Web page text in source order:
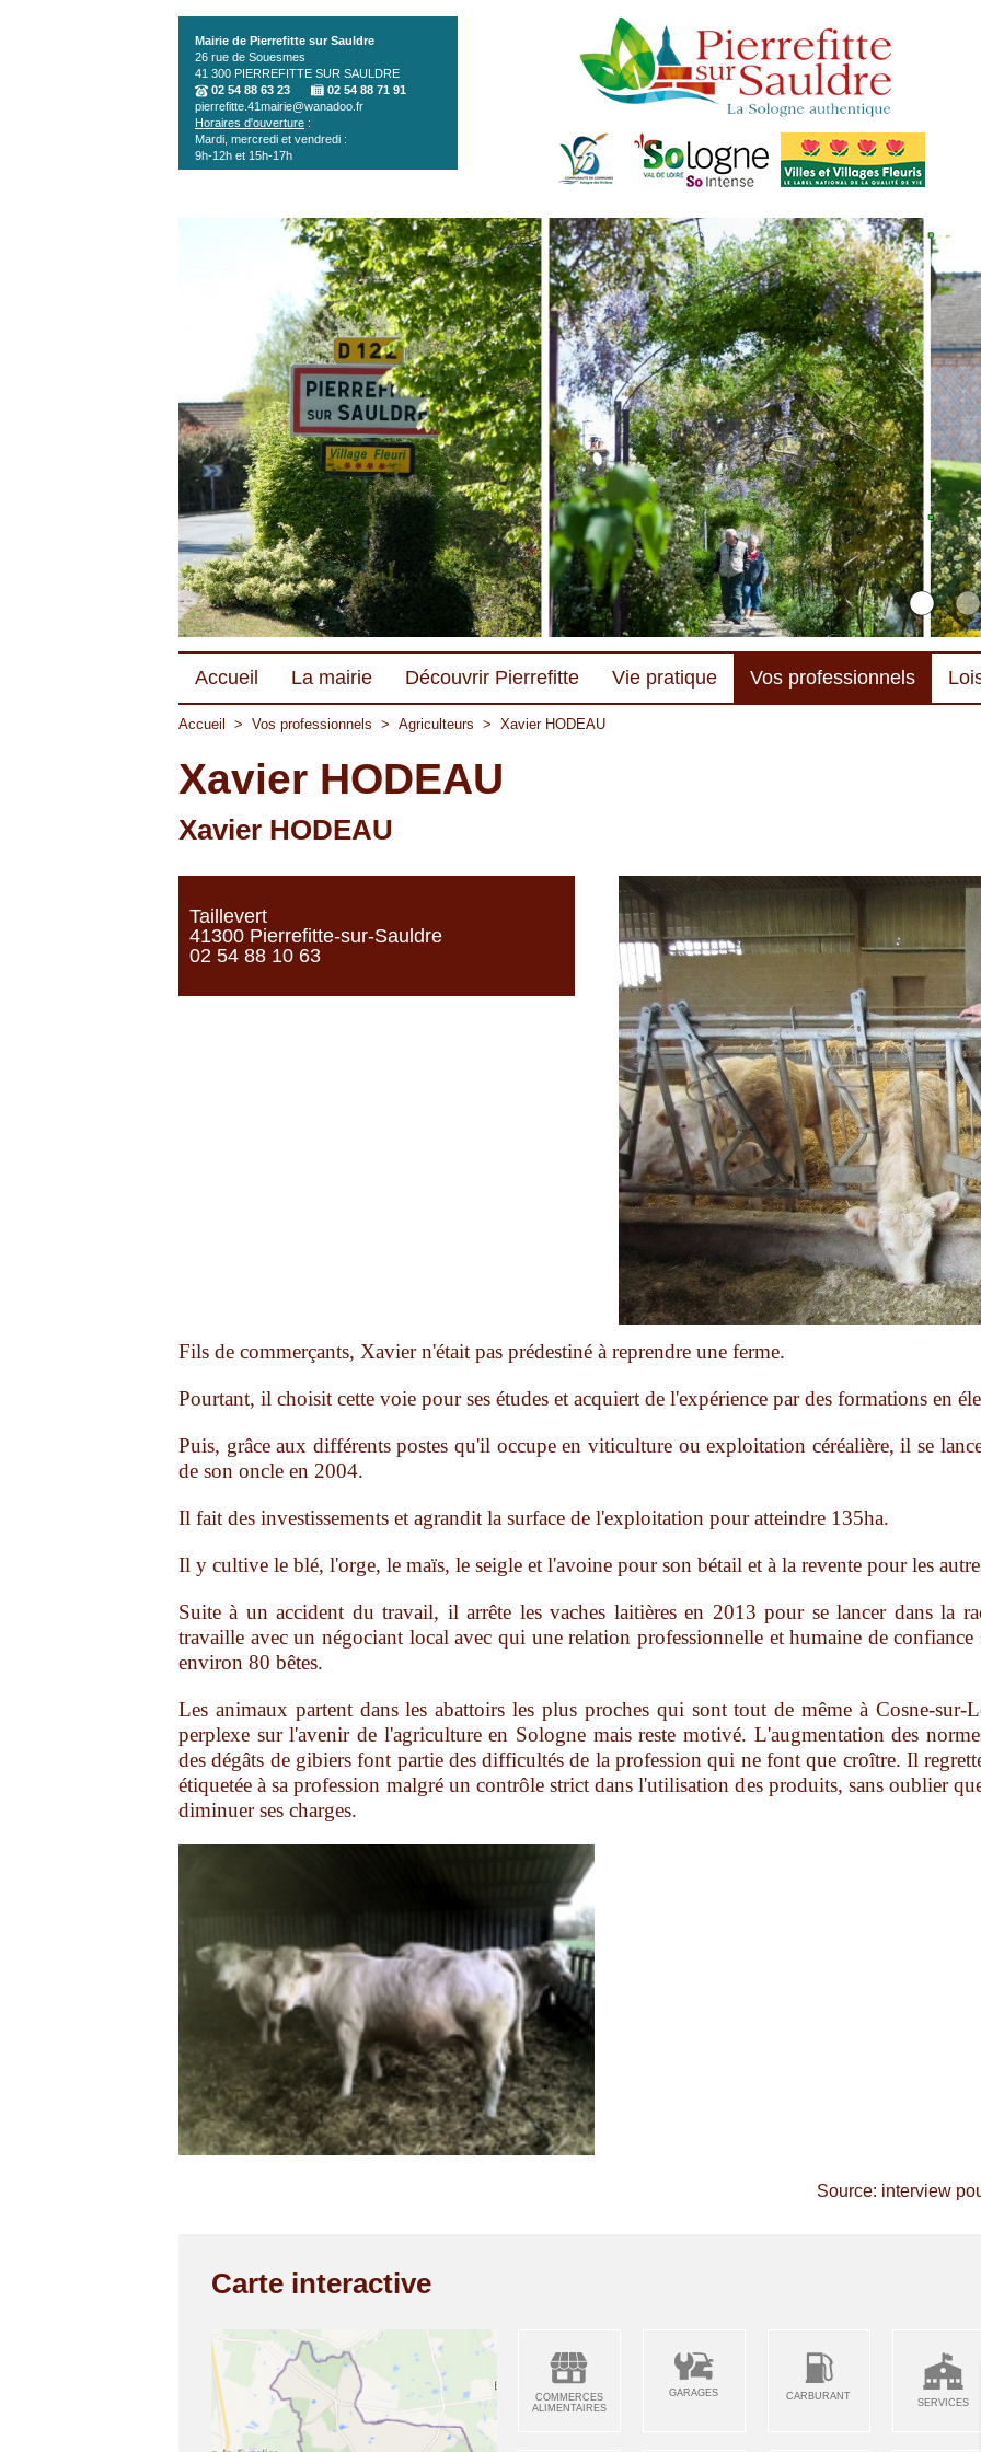
Mairie de Pierrefitte sur Sauldre
26 rue de Souesmes
41 300 PIERREFITTE SUR SAULDRE
02 54 88 63 23
02 54 88 71 91
pierrefitte.41mairie@wanadoo.fr
Horaires d'ouverture :
Mardi, mercredi et vendredi :
9h-12h et 15h-17h
Accueil La mairie Découvrir Pierrefitte Vie pratique Vos professionnels
Accueil > Vos professionnels > Agriculteurs > Xavier HODEAU
Xavier HODEAU
Xavier HODEAU
Taillevert
41300 Pierrefitte-sur-Sauldre
02 54 88 10 63
Fils de commerçants, Xavier n'était pas prédestiné à reprendre une ferme.
Pourtant, il choisit cette voie pour ses études et acquiert de l'expérience par des formations en
Puis, grâce aux différents postes qu'il occupe en viticulture ou exploitation céréalière, il se
de son oncle en 2004.
Il fait des investissements et agrandit la surface de l'exploitation pour atteindre 135ha.
Il y cultive le blé, l'orge, le maïs, le seigle et l'avoine pour son bétail et à la revente pour les
Suite à un accident du travail, il arrête les vaches laitières en 2013 pour se lancer dans la
travaille avec un négociant local avec qui une relation professionnelle et humaine de confiance
environ 80 bêtes.
Les animaux partent dans les abattoirs les plus proches qui sont tout de même à Cosne-
perplexe sur l'avenir de l'agriculture en Sologne mais reste motivé. L'augmentation des
des dégâts de gibiers font partie des difficultés de la profession qui ne font que croître. Il
étiquetée à sa profession malgré un contrôle strict dans l'utilisation des produits, sans oublier
diminuer ses charges.
Source: interview
Carte interactive
COMMERCES
ALIMENTAIRES
GARAGES CARBURANT
SERVICES